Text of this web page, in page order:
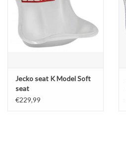
Jecko seat K Model Soft
seat
€229,99